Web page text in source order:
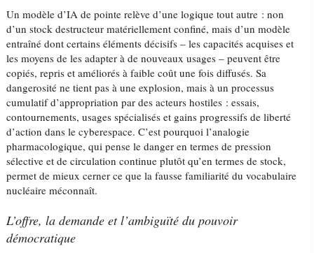
Un modèle d’IA de pointe relève d’une logique tout autre : non
d’un stock destructeur matériellement confiné, mais d’un modèle
entraîné dont certains éléments décisifs – les capacités acquises et
les moyens de les adapter à de nouveaux usages – peuvent être
copiés, repris et améliorés à faible coût une fois diffusés. Sa
dangerosité ne tient pas à une explosion, mais à un processus
cumulatif d’appropriation par des acteurs hostiles : essais,
contournements, usages spécialisés et gains progressifs de liberté
d’action dans le cyberespace. C’est pourquoi l’analogie
pharmacologique, qui pense le danger en termes de pression
sélective et de circulation continue plutôt qu’en termes de stock,
permet de mieux cerner ce que la fausse familiarité du vocabulaire
nucléaire méconnaît.
L’offre, la demande et l’ambiguïté du pouvoir
démocratique